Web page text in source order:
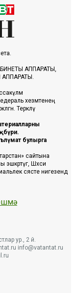
АППАРАТЫ,
хезмәтенең
Теркәлү
булырга
сайтына
эшкәртүгә, Шәхси
сәясәте нигезендә
ур., 2 й.
info@vatantat.ru